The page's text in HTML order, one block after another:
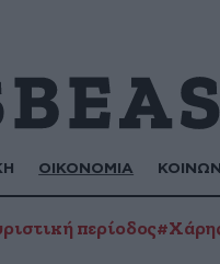
ΟΙΚΟΝΟΜΙΑ
περίοδος